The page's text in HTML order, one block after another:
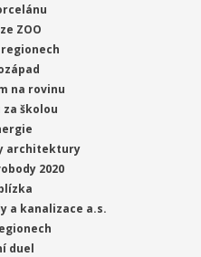
ZOO
na rovinu
za školou
architektury
2020
a kanalizace a.s.
duel